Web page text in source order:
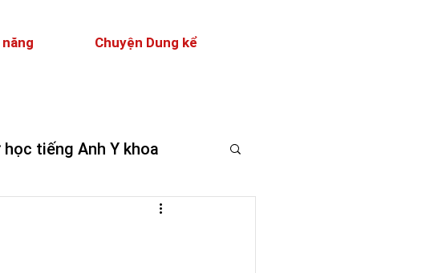
Chuyện Dung kể
học tiếng Anh Y khoa